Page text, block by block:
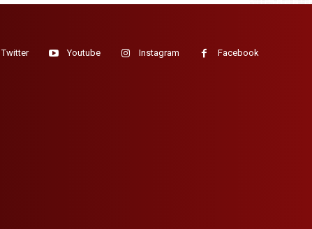
Twitter Youtube Instagram Facebook